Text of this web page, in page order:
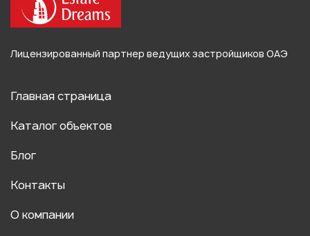
Лицензированный партнер ведущих застройщиков ОАЭ
Главная страница
Каталог объектов
Блог
Контакты
О компании